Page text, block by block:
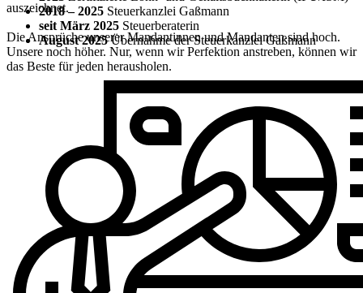
2018 – 2025 Steuerkanzlei Gaßmann
seit März 2025 Steuerberaterin
August 2025Übernahme der Steuerkanzlei Gaßmann
auszeichnet.
Die Ansprüche unserer Mandantinnen und Mandanten sind hoch.
Unsere noch höher. Nur, wenn wir Perfektion anstreben, können wir
das Beste für jeden herausholen.